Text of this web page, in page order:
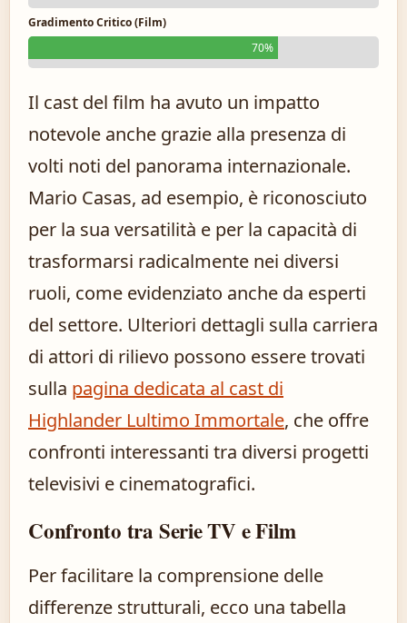
Gradimento Critico (Film)
70%
Il cast del film ha avuto un impatto
notevole anche grazie alla presenza di
volti noti del panorama internazionale.
Mario Casas, ad esempio, è riconosciuto
per la sua versatilità e per la capacità di
trasformarsi radicalmente nei diversi
ruoli, come evidenziato anche da esperti
del settore. Ulteriori dettagli sulla carriera
di attori di rilievo possono essere trovati
sulla pagina dedicata al cast di
Highlander Lultimo Immortale, che offre
confronti interessanti tra diversi progetti
televisivi e cinematografici.
Confronto tra Serie TV e Film
Per facilitare la comprensione delle
differenze strutturali, ecco una tabella